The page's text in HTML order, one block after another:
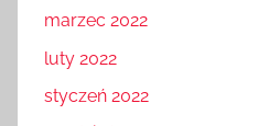
marzec 2022
luty 2022
styczeń 2022